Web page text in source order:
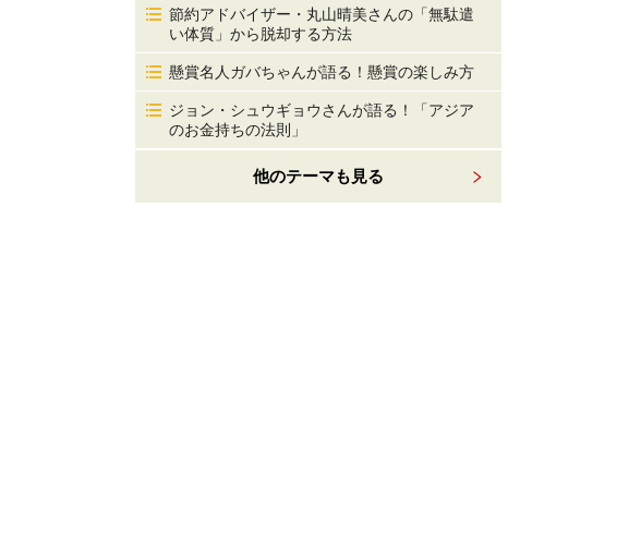
節約アドバイザー・丸山晴美さんの「無駄遣
い体質」から脱却する方法
懸賞名人ガバちゃんが語る！懸賞の楽しみ方
ジョン・シュウギョウさんが語る！「アジア
のお金持ちの法則」
他のテーマも見る